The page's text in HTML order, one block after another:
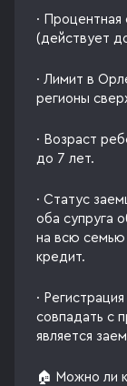
·
(действует
· Лимит в
регионы
· Возраст
до 7 лет.
· Статус
оба супруга
на всю семью
кредит.
·
совпадать с
является
🏠 Можно ли